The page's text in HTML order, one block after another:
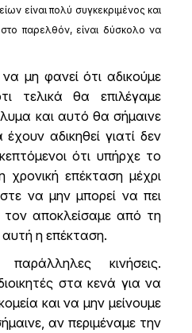
είναι πολύ συγκεκριμένος και
παρελθόν, είναι δύσκολο να
μη φανεί ότι αδικούμε
τελικά θα επιλέγαμε
και αυτό θα σήμαινε
αδικηθεί γιατί δεν
ότι υπήρχε το
επέκταση μέχρι
να μην μπορεί να πει
τον αποκλείσαμε από τη
αυτή η επέκταση.
κινήσεις.
στα κενά για να
και να μην μείνουμε
αν περιμέναμε την